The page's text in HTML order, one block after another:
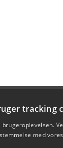
tracking
med